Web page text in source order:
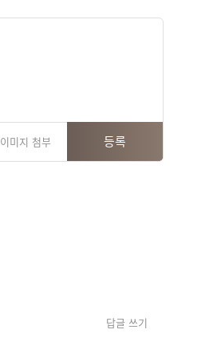
이미지 첨부 등록
답글 쓰기